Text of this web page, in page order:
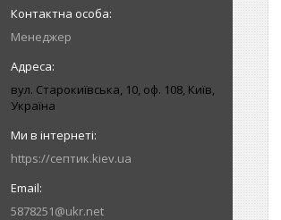
Менеджер
вул. Старокиївська, 10, оф. 108, Київ,
Україна
https://септик.kiev.ua
5878251@ukr.net